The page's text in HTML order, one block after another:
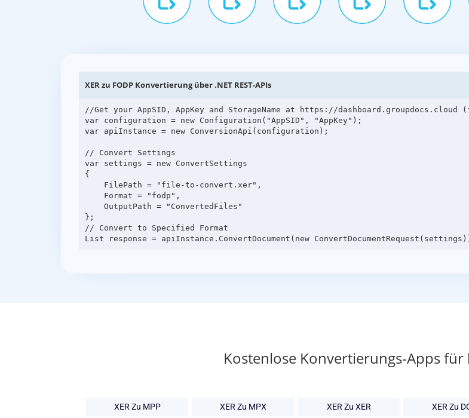
XER zu FODP Konvertierung über .NET REST-APIs
//Get your AppSID, AppKey and StorageName at https://
var configuration = new Configuration("AppSID", "AppKey");
var apiInstance = new ConversionApi(configuration);
// Convert Settings
var settings = new ConvertSettings
{
};
// Convert to Specified Format
Kostenlose Konvertierungs-Apps
XER Zu MPP XER Zu MPX XER Zu XER XER Zu